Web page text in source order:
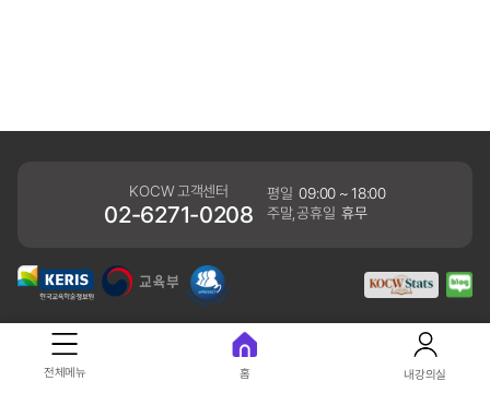
KOCW 고객센터
02-6271-0208
평일 09:00 ~ 18:00
주말,공휴일 휴무
개인정보처리방침
41061 대구광역시 동구 동내로 64 (동내동 1119) 우)41061
전체메뉴 홈 내강의실